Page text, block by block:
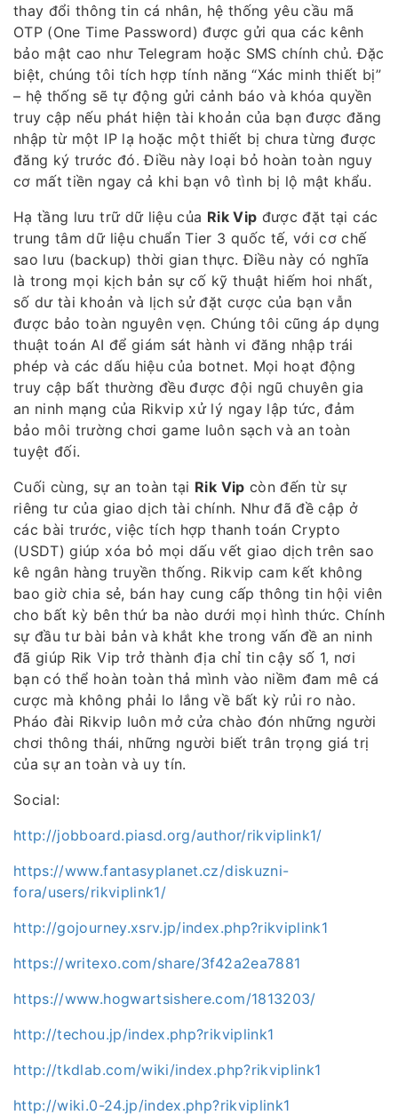
thay đổi thông tin cá nhân, hệ thống yêu cầu mã
OTP (One Time Password) được gửi qua các kênh
bảo mật cao như Telegram hoặc SMS chính chủ. Đặc
biệt, chúng tôi tích hợp tính năng “Xác minh thiết bị”
– hệ thống sẽ tự động gửi cảnh báo và khóa quyền
truy cập nếu phát hiện tài khoản của bạn được đăng
nhập từ một IP lạ hoặc một thiết bị chưa từng được
đăng ký trước đó. Điều này loại bỏ hoàn toàn nguy
cơ mất tiền ngay cả khi bạn vô tình bị lộ mật khẩu.
Hạ tầng lưu trữ dữ liệu của Rik Vip được đặt tại các
trung tâm dữ liệu chuẩn Tier 3 quốc tế, với cơ chế
sao lưu (backup) thời gian thực. Điều này có nghĩa
là trong mọi kịch bản sự cố kỹ thuật hiếm hoi nhất,
số dư tài khoản và lịch sử đặt cược của bạn vẫn
được bảo toàn nguyên vẹn. Chúng tôi cũng áp dụng
thuật toán AI để giám sát hành vi đăng nhập trái
phép và các dấu hiệu của botnet. Mọi hoạt động
truy cập bất thường đều được đội ngũ chuyên gia
an ninh mạng của Rikvip xử lý ngay lập tức, đảm
bảo môi trường chơi game luôn sạch và an toàn
tuyệt đối.
Cuối cùng, sự an toàn tại Rik Vip còn đến từ sự
riêng tư của giao dịch tài chính. Như đã đề cập ở
các bài trước, việc tích hợp thanh toán Crypto
(USDT) giúp xóa bỏ mọi dấu vết giao dịch trên sao
kê ngân hàng truyền thống. Rikvip cam kết không
bao giờ chia sẻ, bán hay cung cấp thông tin hội viên
cho bất kỳ bên thứ ba nào dưới mọi hình thức. Chính
sự đầu tư bài bản và khắt khe trong vấn đề an ninh
đã giúp Rik Vip trở thành địa chỉ tin cậy số 1, nơi
bạn có thể hoàn toàn thả mình vào niềm đam mê cá
cược mà không phải lo lắng về bất kỳ rủi ro nào.
Pháo đài Rikvip luôn mở cửa chào đón những người
chơi thông thái, những người biết trân trọng giá trị
của sự an toàn và uy tín.
Social:
http://jobboard.piasd.org/author/rikviplink1/
https://www.fantasyplanet.cz/diskuzni-
fora/users/rikviplink1/
http://gojourney.xsrv.jp/index.php?rikviplink1
https://writexo.com/share/3f42a2ea7881
https://www.hogwartsishere.com/1813203/
http://techou.jp/index.php?rikviplink1
http://tkdlab.com/wiki/index.php?rikviplink1
http://wiki.0-24.jp/index.php?rikviplink1